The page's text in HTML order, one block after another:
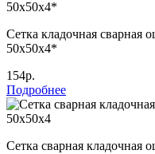
Сетка кладочная сварная
50х50х4*
154р.
Подробнее
Сетка сварная кладочная